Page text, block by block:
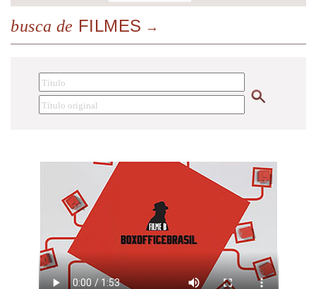
busca de FILMES